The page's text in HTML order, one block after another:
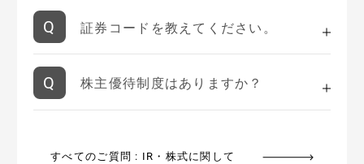
証券コードを教えてください。
株主優待制度はありますか？
すべてのご質問 : IR・株式に関して